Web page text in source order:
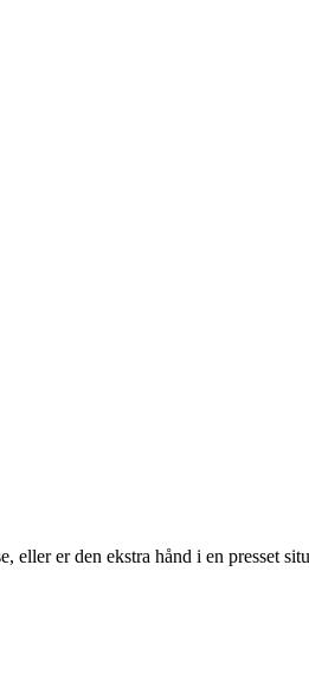
er den ekstra hånd i en presset